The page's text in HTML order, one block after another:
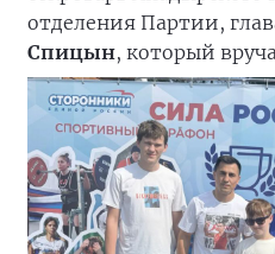
отделения Партии,
Спицын, который